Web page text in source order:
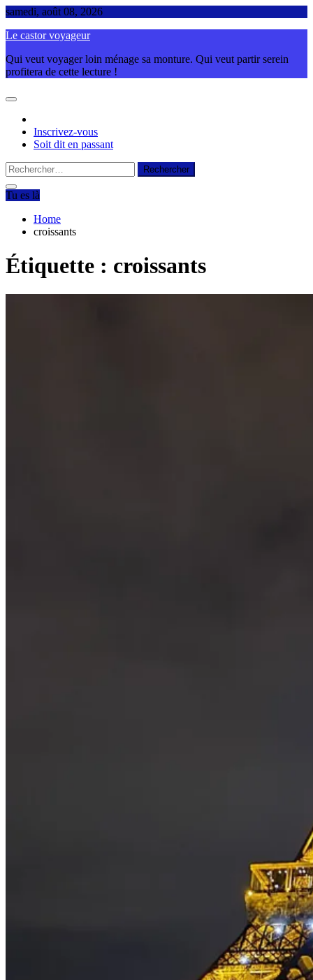
Skip
content
samedi, août 08, 2026
Le castor voyageur
Qui veut voyager loin ménage sa monture. Qui veut partir serein
profitera de cette lecture !
Inscrivez-vous
Soit dit en passant
Rechercher :
Tu es là
Home
croissants
Étiquette : croissants